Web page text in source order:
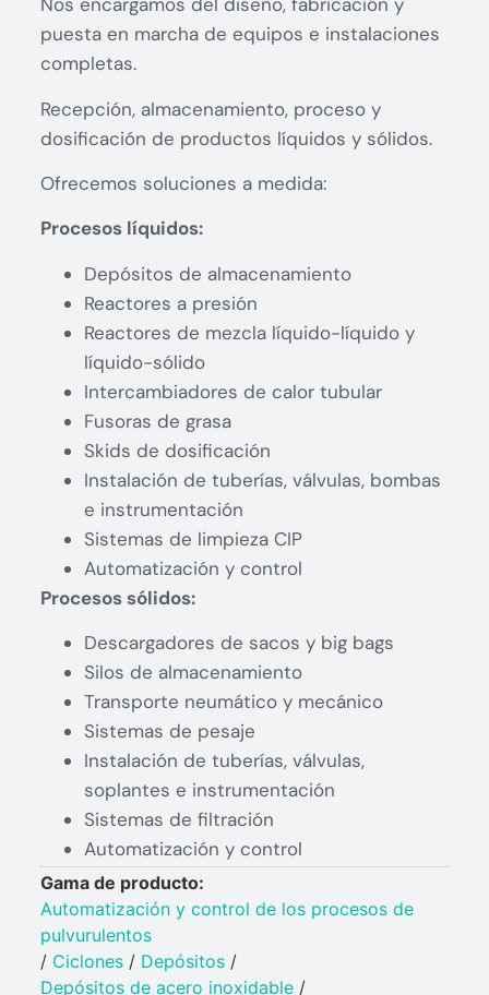
puesta en marcha de equipos e instalaciones
completas.
Recepción, almacenamiento, proceso y
dosificación de productos líquidos y sólidos.
Ofrecemos soluciones a medida:
Procesos líquidos:
Depósitos de almacenamiento
Reactores a presión
Reactores de mezcla líquido-líquido y
líquido-sólido
Intercambiadores de calor tubular
Fusoras de grasa
Skids de dosificación
Instalación de tuberías, válvulas, bombas
e instrumentación
Sistemas de limpieza CIP
Automatización y control
Procesos sólidos:
Descargadores de sacos y big bags
Silos de almacenamiento
Transporte neumático y mecánico
Sistemas de pesaje
Instalación de tuberías, válvulas,
soplantes e instrumentación
Sistemas de filtración
Automatización y control
Gama de producto:
Automatización y control de los procesos de
pulvurulentos
/ Ciclones/ Depósitos/
Depósitos de acero inoxidable/